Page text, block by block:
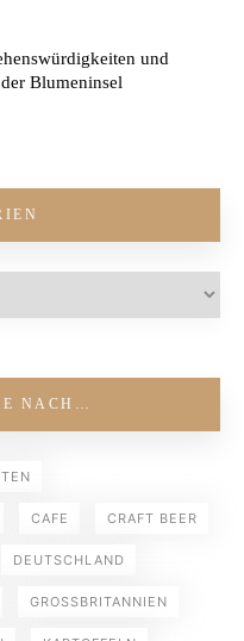
und
Blumeninsel
NACH…
CAFE CRAFT BEER
DEUTSCHLAND
GROSSBRITANNIEN